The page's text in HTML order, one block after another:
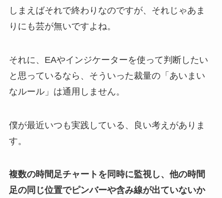
しまえばそれで終わりなのですが、それじゃあま
りにも芸が無いですよね。
それに、EAやインジケーターを使って判断したい
と思っているなら、そういった裁量の「あいまい
なルール」は通用しません。
僕が最近いつも実践している、良い考えがありま
す。
複数の時間足チャートを同時に監視し、他の時間
足の同じ位置でピンバーや含み線が出ていないか